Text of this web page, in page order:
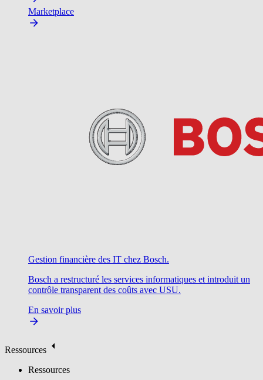
Marketplace
Gestion financière des IT chez Bosch.
Bosch a restructuré les services informatiques et introduit un
contrôle transparent des coûts avec USU.
En savoir plus
Ressources
Ressources